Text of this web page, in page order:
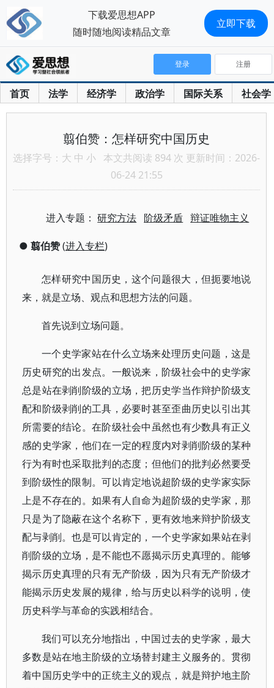
首页 法学 经济学 政治学 国际关系 社会学
登录 注册
翦伯赞：怎样研究中国历史
选择字号： 大 中 小 本文共阅读 894 次 更新时间：2026-
06-24 21:55
进入专题：研究方法 阶级矛盾 辩证唯物主义
● 翦伯赞(进入专栏)
怎样研究中国历史，这个问题很大，但扼要地说
来，就是立场、观点和思想方法的问题。
首先说到立场问题。
一个史学家站在什么立场来处理历史问题，这是
历史研究的出发点。一般说来，阶级社会中的史学家
总是站在剥削阶级的立场，把历史学当作辩护阶级支
配和阶级剥削的工具，必要时甚至歪曲历史以引出其
所需要的结论。在阶级社会中虽然也有少数具有正义
感的史学家，他们在一定的程度内对剥削阶级的某种
行为有时也采取批判的态度；但他们的批判必然要受
到阶级性的限制。可以肯定地说超阶级的史学家实际
上是不存在的。如果有人自命为超阶级的史学家，那
只是为了隐蔽在这个名称下，更有效地来辩护阶级支
配与剥削。也是可以肯定的，一个史学家如果站在剥
削阶级的立场，是不能也不愿揭示历史真理的。能够
揭示历史真理的只有无产阶级，因为只有无产阶级才
能揭示历史发展的规律，给与历史以科学的说明，使
历史科学与革命的实践相结合。
我们可以充分地指出，中国过去的史学家，最大
多数是站在地主阶级的立场替封建主义服务的。贯彻
着中国历史学中的正统主义的观点，就是辩护地主阶
下载爱思想APP
随时随地阅读精品文章
立即下载